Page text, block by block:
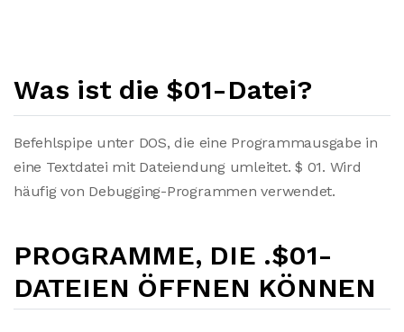
Was ist die $01-Datei?
Befehlspipe unter DOS, die eine Programmausgabe in
eine Textdatei mit Dateiendung umleitet. $ 01. Wird
häufig von Debugging-Programmen verwendet.
PROGRAMME, DIE .$01-
DATEIEN ÖFFNEN KÖNNEN